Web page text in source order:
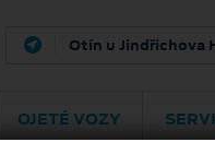
Otín u Jindřichova
OJETÉ VOZY